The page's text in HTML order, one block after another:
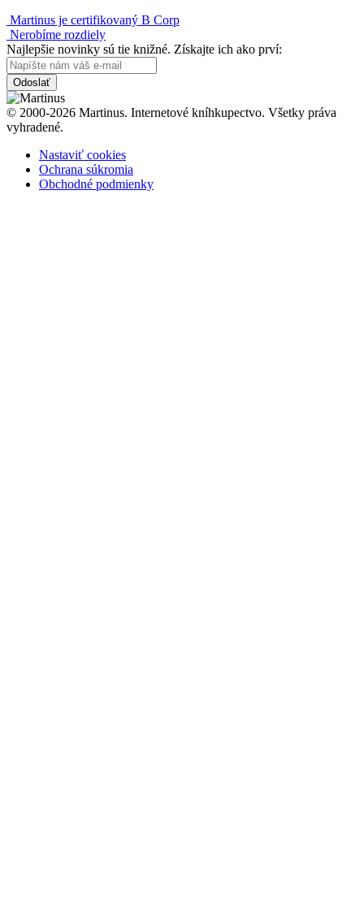
Martinus je certifikovaný B Corp
Nerobíme rozdiely
Najlepšie novinky sú tie knižné. Získajte ich ako prví:
Odoslať
© 2000-2026 Martinus. Internetové kníhkupectvo. Všetky práva
vyhradené.
Nastaviť cookies
Ochrana súkromia
Obchodné podmienky